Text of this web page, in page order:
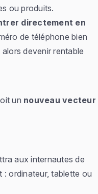
ou produits.
directement en
de téléphone bien
alors devenir rentable
un nouveau vecteur
aux internautes de
: ordinateur, tablette ou